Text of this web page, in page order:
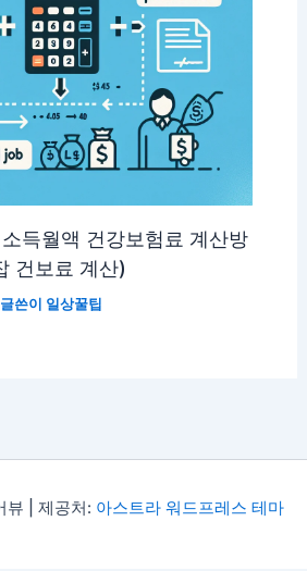
득월액 건강보험료 계산방
건보료 계산)
쓴이 일상꿀팁
뷰 | 제공처: 아스트라 워드프레스 테마